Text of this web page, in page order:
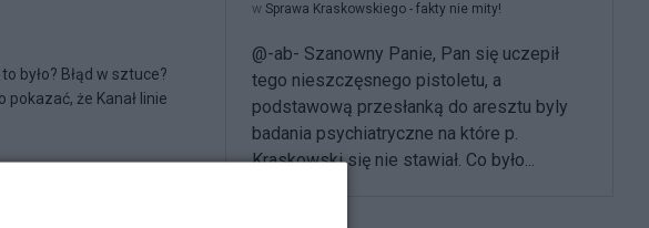
było? Błąd w sztuce?
że Kanał linie
w Sprawa Kraskowskiego - fakty nie mity!
@-ab- Szanowny Panie, Pan się uczepił
tego nieszczęsnego pistoletu, a
podstawową przesłanką do aresztu byly
badania psychiatryczne na które p.
Kraskowski się nie stawiał. Co było...